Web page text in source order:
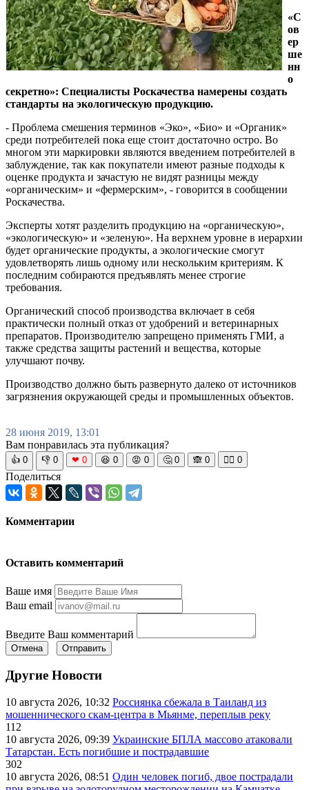
«С
ов
ер
ше
нн
о
секретно»: Специалисты Роскачества намерены создать
стандарты на экологическую продукцию.
- Проблема смешения терминов «Эко», «Био» и «Органик»
среди потребителей пока еще стоит достаточно остро. Во
многом эти маркировки являются введением потребителей в
заблуждение, так как покупатели имеют разные подходы к
оценке продукта и зачастую не видят разницы между
«органическим» и «фермерским», - говорится в сообщении
Роскачества.
Эксперты хотят разделить продукцию на «органическую»,
«экологическую» и «зеленую». На верхнем уровне в иерархии
будет органические продукты, а экологические смогут
удовлетворять лишь одному или нескольким критериям. К
последним собираются предъявлять менее строгие
требования.
Органический способ производства включает в себя
практически полный отказ от удобрений и ветеринарных
препаратов. Производителю запрещено применять ГМИ, а
также средства защиты растений и вещества, которые
улучшают почву.
Производство должно быть развернуто далеко от источников
загрязнения окружающей среды и промышленных объектов.
28 июня 2019, 13:01
Вам понравилась эта публикация?
👍 0 👎 0 ❤ 0 😆 0 😡 0 🤔 0 🙈 0 🧘‍♀️ 0
Поделиться
Комментарии
Оставить комментарий
Ваше имя
Ваш email
Введите Ваш комментарий
Отмена Отправить
Другие Новости
10 августа 2026, 10:32 Россиянка сбежала в Таиланд из
мошеннического скам-центра в Мьянме, переплыв реку
112
10 августа 2026, 09:39 Украинские БПЛА массово атаковали
Татарстан. Есть погибшие и пострадавшие
302
10 августа 2026, 08:51 Один человек погиб, двое пострадали